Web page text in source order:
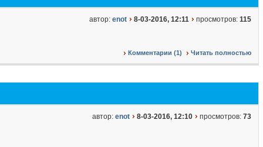
автор: enot 8-03-2016, 12:11 просмотров: 115
Комментарии (1) Читать полностью
автор: enot 8-03-2016, 12:10 просмотров: 73